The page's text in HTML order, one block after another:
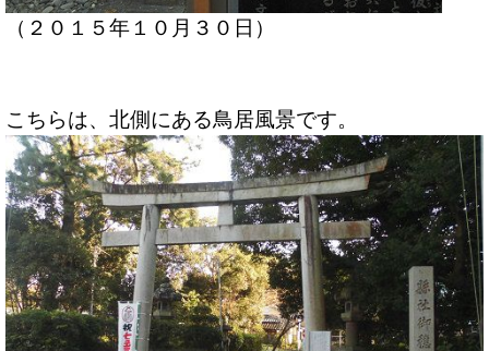
（２０１５年１０月３０日）
こちらは、北側にある鳥居風景です。